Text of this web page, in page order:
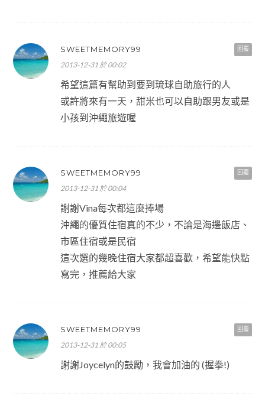
回覆
SWEETMEMORY99
2013-12-31 於 00:02
希望這篇有幫助到要到琉球自助旅行的人
或許將來有一天，甜米也可以自助跟男友或是
小孩到沖繩旅遊喔
回覆
SWEETMEMORY99
2013-12-31 於 00:04
謝謝Vina每次都這麼捧場
沖繩的優質住宿真的不少，不論是海邊飯店、
市區住宿或是民宿
這次選的幾晚住宿大家都超喜歡，希望能快點
寫完，推薦給大家
回覆
SWEETMEMORY99
2013-12-31 於 00:05
謝謝Joycelyn的鼓勵，我會加油的 (握拳!)